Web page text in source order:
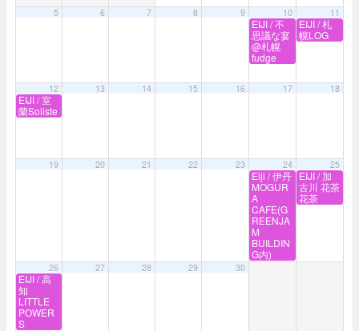
5 6 7 8 9 10
EIJI / 不
思議な宴
@札幌
fudge
11
EIJI / 札
幌LOG
12
EIJI / 室
蘭Soliste
13 14 15 16 17 18
19 20 21 22 23 24
Eiji / 伊丹
MOGUR
A
CAFE(G
REENJA
M
BUILDIN
G内)
25
EIJI / 加
古川 花茶
花茶
26
EIJI / 高
知
LITTLE
POWER
S
27 28 29 30